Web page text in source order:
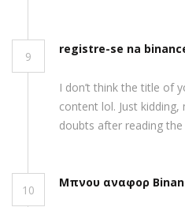
9
registre-se na
I don’t think the title of
content lol. Just
doubts after reading the
10
Μπνου αναφορ